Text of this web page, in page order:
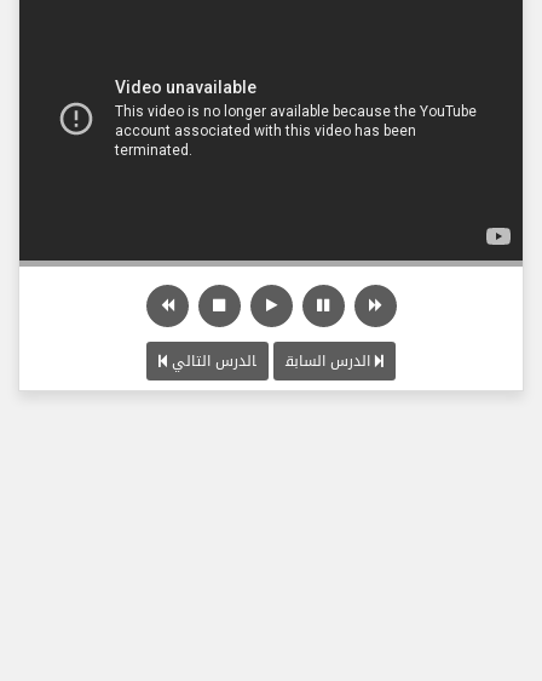
الدرس السابق الدرس التالي